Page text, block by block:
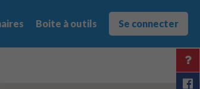
Boite à outils Se connecter